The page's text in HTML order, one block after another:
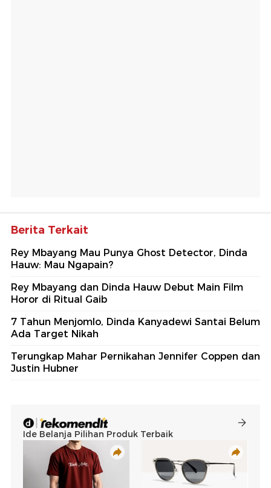
Berita Terkait
Rey Mbayang Mau Punya Ghost Detector, Dinda
Hauw: Mau Ngapain?
Rey Mbayang dan Dinda Hauw Debut Main Film
Horor di Ritual Gaib
7 Tahun Menjomlo, Dinda Kanyadewi Santai Belum
Ada Target Nikah
Terungkap Mahar Pernikahan Jennifer Coppen dan
Justin Hubner